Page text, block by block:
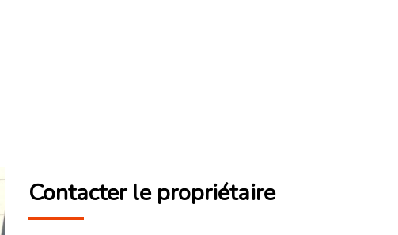
Contacter le propriétaire